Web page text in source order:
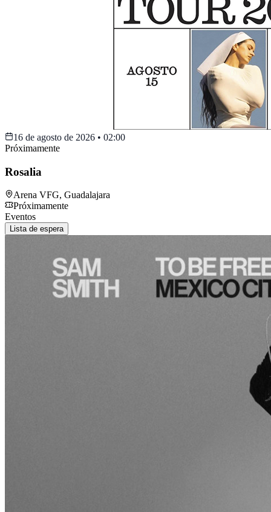
16 de agosto de 2026 • 02:00
Próximamente
Rosalia
Arena VFG, Guadalajara
Próximamente
Eventos
Lista de espera